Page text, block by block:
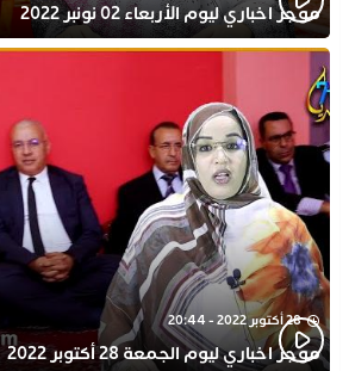
موجز اخباري ليوم الأربعاء 02 نونبر 2022
28 أكتوبر 2022 - 20:44
موجز اخباري ليوم الجمعة 28 أكتوبر 2022